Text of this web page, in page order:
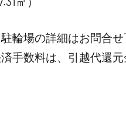
輪場の詳細はお問合せ
手数料は、引越代還元